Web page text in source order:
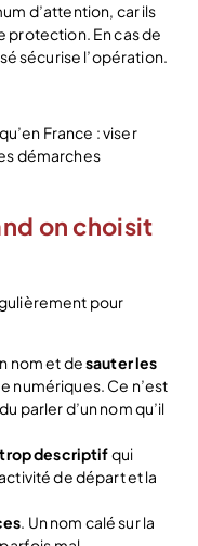
d’attention, car ils
protection. En cas de
sécurise l’opération.
France : viser
démarches
on choisit
pour
nom et desauter les
numériques. Ce n’est
parler d’un nom qu’il
descriptifqui
de départ et la
. Un nom calé sur la